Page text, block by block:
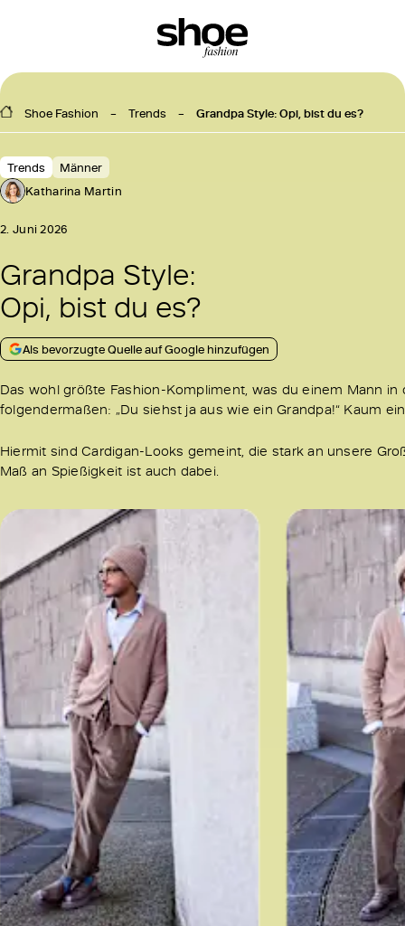
Shoe Fashion Trends Grandpa Style: Opi, bist du es?
Trends
Männer
Katharina Martin
2. Juni 2026
Grandpa Style:
Opi, bist du es?
Als bevorzugte Quelle auf Google hinzufügen
Das wohl größte Fashion-Kompliment, was du einem Mann
folgendermaßen: „Du siehst ja aus wie ein Grandpa!“ Kaum
Hiermit sind Cardigan-Looks gemeint, die stark an unsere
Maß an Spießigkeit ist auch dabei.